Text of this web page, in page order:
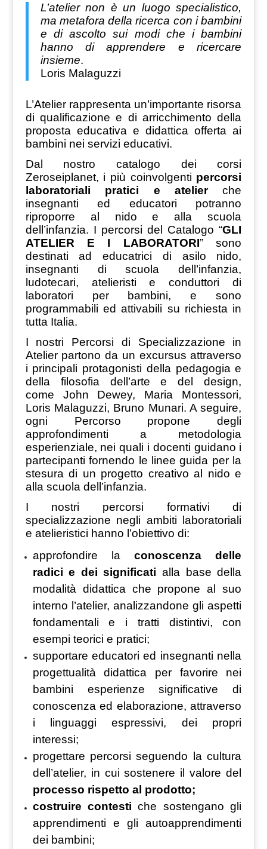
L’atelier non è un luogo specialistico,
ma metafora della ricerca con i bambini
e di ascolto sui modi che i bambini
hanno diapprendere e ricercare
insieme.
Loris Malaguzzi
L’Atelier rappresenta un’importante risorsa
di qualificazione e di arricchimento della
proposta educativa e didattica offerta ai
bambini nei servizi educativi.
Dal nostro catalogo dei corsi
Zeroseiplanet, i più coinvolgenti percorsi
laboratoriali pratici
e atelierche
insegnanti ed educatori potranno
riproporre al nido e alla scuola
dell’infanzia. I percorsi del Catalogo “GLI
ATELIER E I LABORATORI” sono
destinati ad educatrici di asilo nido,
insegnanti di scuola dell’infanzia,
ludotecari, atelieristi e conduttori di
laboratori per bambini, e sono
programmabili ed attivabili su richiesta in
tutta Italia.
I nostri Percorsi di Specializzazione in
Atelier partono da un excursus attraverso
i principali protagonisti della pedagogia e
della filosofia dell’arte e del design,
come John Dewey, Maria Montessori,
Loris Malaguzzi, Bruno Munari. A seguire,
ogni Percorso propone degli
approfondimenti a metodologia
esperienziale, nei quali i docenti guidano i
partecipanti fornendo le linee guida per la
stesura di un progetto creativo al nido e
alla scuola dell’infanzia.
I nostri percorsi formativi di
specializzazione negli ambiti laboratoriali
e atelieristici hanno l’obiettivo di:
approfondire laconoscenza delle
radici e dei significati alla base della
modalità didattica che propone al suo
interno l’atelier, analizzandone gli aspetti
fondamentali e i tratti distintivi, con
esempi teorici e pratici;
supportare educatori ed insegnanti nella
progettualità didattica per favorire nei
bambini esperienze significative di
conoscenza ed elaborazione, attraverso
i linguaggi espressivi, dei propri
interessi;
progettare percorsi seguendo la cultura
dell’atelier, in cui sostenere il valore del
processo rispetto al prodotto;
costruire contesti che sostengano gli
apprendimenti e gli autoapprendimenti
dei bambini;